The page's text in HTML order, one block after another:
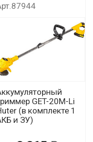
GET-20M-Li
(в комплекте 1
и ЗУ)